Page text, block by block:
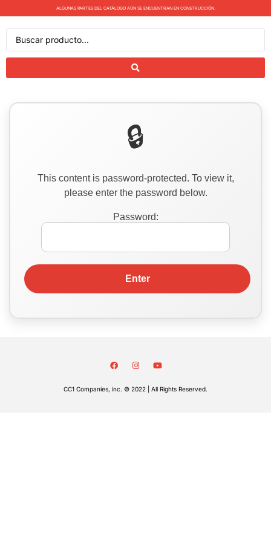
ALGUNAS PARTES DEL CATÁLOGO AÚN SE ENCUENTRAN EN CONSTRUCCIÓN.
This content is password-protected. To view it,
please enter the password below.
Password:
CC1 Companies, inc. © 2022 | All Rights Reserved.